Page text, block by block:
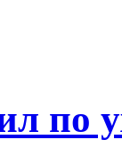
по